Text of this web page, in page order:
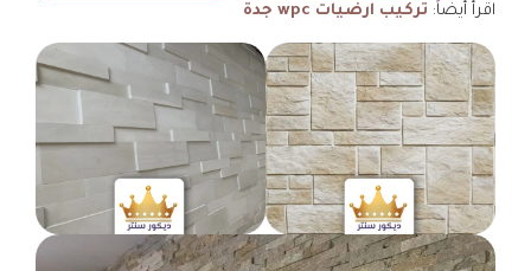
اقرأ أيضاً: تركيب ارضيات